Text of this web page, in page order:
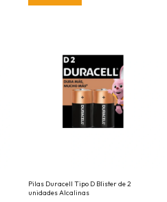
Pilas Duracell Tipo D Blister de 2
unidades Alcalinas